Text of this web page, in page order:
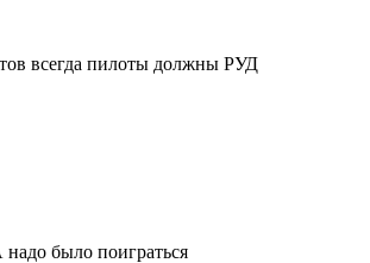
всегда пилоты должны РУД
было поиграться